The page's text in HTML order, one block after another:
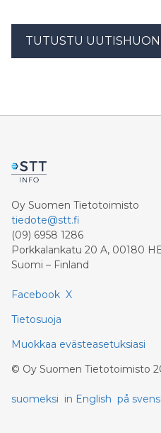
TUTUSTU
Oy Suomen Tietotoimisto
tiedote@stt.fi
(09) 6958 1286
Porkkalankatu 20 A, 00180
Suomi – Finland
Facebook X
Tietosuoja
Muokkaa evästeasetuksiasi
© Oy Suomen Tietotoimisto
suomeksi in English på